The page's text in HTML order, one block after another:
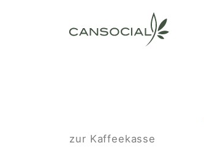
zur Kaffeekasse